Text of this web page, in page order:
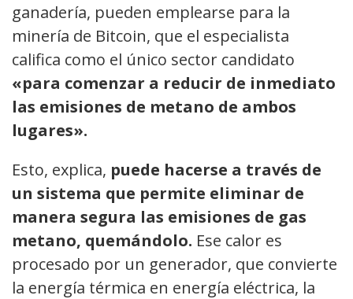
ganadería, pueden emplearse para la
minería de Bitcoin, que el especialista
califica como el único sector candidato
«para comenzar a reducir de inmediato
las emisiones de metano de ambos
lugares».
Esto, explica, puede hacerse a través de
un sistema que permite eliminar de
manera segura las emisiones de gas
metano, quemándolo. Ese calor es
procesado por un generador, que convierte
la energía térmica en energía eléctrica, la